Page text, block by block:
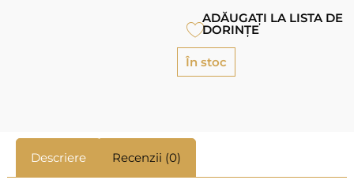
ADĂUGAȚI LA LISTA DE
DORINȚE
În stoc
Descriere Recenzii (0)